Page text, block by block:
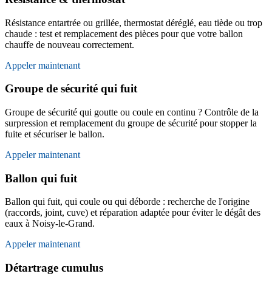
Résistance entartrée ou grillée, thermostat déréglé, eau tiède ou trop
chaude : test et remplacement des pièces pour que votre ballon
chauffe de nouveau correctement.
Appeler maintenant
Groupe de sécurité qui fuit
Groupe de sécurité qui goutte ou coule en continu ? Contrôle de la
surpression et remplacement du groupe de sécurité pour stopper la
fuite et sécuriser le ballon.
Appeler maintenant
Ballon qui fuit
Ballon qui fuit, qui coule ou qui déborde : recherche de l'origine
(raccords, joint, cuve) et réparation adaptée pour éviter le dégât des
eaux à Noisy-le-Grand.
Appeler maintenant
Détartrage cumulus